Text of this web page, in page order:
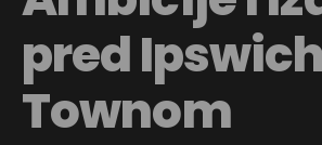
pred Ipswich
Townom